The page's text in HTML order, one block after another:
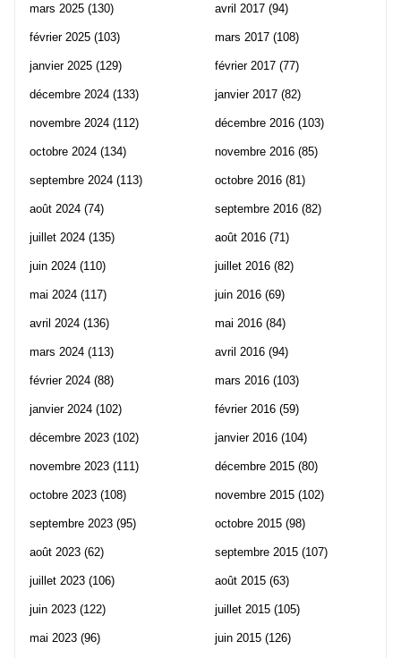
mars 2025 (130)
février 2025 (103)
janvier 2025 (129)
décembre 2024 (133)
novembre 2024 (112)
octobre 2024 (134)
septembre 2024 (113)
août 2024 (74)
juillet 2024 (135)
juin 2024 (110)
mai 2024 (117)
avril 2024 (136)
mars 2024 (113)
février 2024 (88)
janvier 2024 (102)
décembre 2023 (102)
novembre 2023 (111)
octobre 2023 (108)
septembre 2023 (95)
août 2023 (62)
juillet 2023 (106)
juin 2023 (122)
mai 2023 (96)
avril 2017 (94)
mars 2017 (108)
février 2017 (77)
janvier 2017 (82)
décembre 2016 (103)
novembre 2016 (85)
octobre 2016 (81)
septembre 2016 (82)
août 2016 (71)
juillet 2016 (82)
juin 2016 (69)
mai 2016 (84)
avril 2016 (94)
mars 2016 (103)
février 2016 (59)
janvier 2016 (104)
décembre 2015 (80)
novembre 2015 (102)
octobre 2015 (98)
septembre 2015 (107)
août 2015 (63)
juillet 2015 (105)
juin 2015 (126)